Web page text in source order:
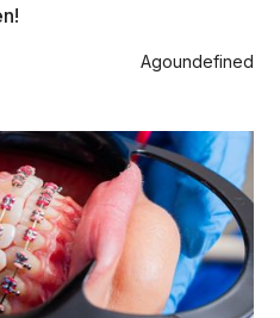
Agoundefined